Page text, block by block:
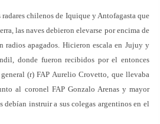
radares chilenos de Iquique y Antofagasta que
las naves debieron elevarse por encima de
radios apagados. Hicieron escala en Jujuy y
donde fueron recibidos por el entonces
(r) FAP Aurelio Crovetto, que llevaba
al coronel FAP Gonzalo Arenas y mayor
debían instruir a sus colegas argentinos en el